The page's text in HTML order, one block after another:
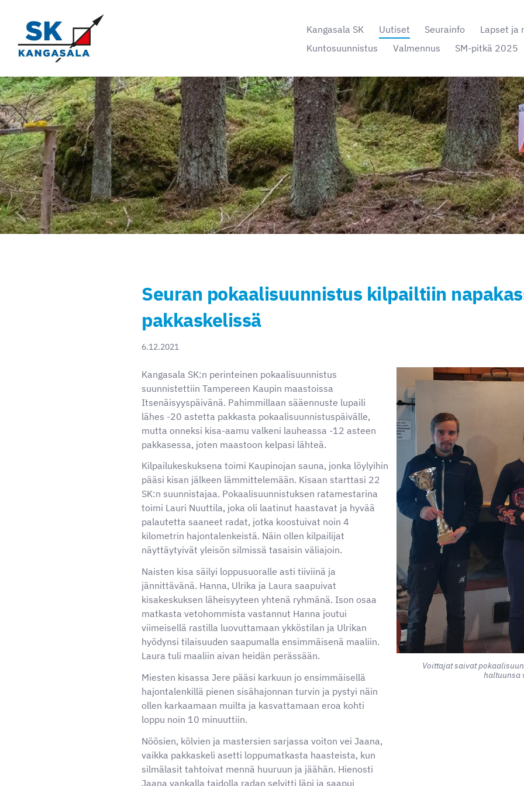
sivun
sisältöön
Kangasala SK
Kangasala SK Uutiset Seurainfo
Lapset ja
Kuntosuunnistus
Valmennus SM-pitkä 2025
Seuran pokaalisuunnistus kilpailtiin
pakkaskelissä
6.12.2021
Kangasala SK:n perinteinen pokaalisuunnistus
suunnistettiin Tampereen Kaupin maastoissa
Itsenäisyyspäivänä. Pahimmillaan sääennuste lupaili
lähes -20 astetta pakkasta pokaalisuunnistuspäivälle,
mutta onneksi kisa-aamu valkeni lauheassa -12 asteen
pakkasessa, joten maastoon kelpasi lähteä.
Kilpailukeskuksena toimi Kaupinojan sauna, jonka löylyihin
pääsi kisan jälkeen lämmittelemään. Kisaan starttasi 22
SK:n suunnistajaa. Pokaalisuunnistuksen ratamestarina
toimi Lauri Nuuttila, joka oli laatinut haastavat ja hyvää
palautetta saaneet radat, jotka koostuivat noin 4
kilometrin hajontalenkeistä. Näin ollen kilpailijat
näyttäytyivät yleisön silmissä tasaisin väliajoin.
Naisten kisa säilyi loppusuoralle asti tiiviinä ja
jännittävänä. Hanna, Ulrika ja Laura saapuivat
kisakeskuksen läheisyyteen yhtenä ryhmänä. Ison osaa
matkasta vetohommista vastannut Hanna joutui
viimeisellä rastilla luovuttamaan ykköstilan ja Ulrikan
hyödynsi tilaisuuden saapumalla ensimmäisenä maaliin.
Laura tuli maaliin aivan heidän perässään.
Miesten kisassa Jere pääsi karkuun jo ensimmäisellä
hajontalenkillä pienen sisähajonnan turvin ja pystyi näin
ollen karkaamaan muilta ja kasvattamaan eroa kohti
loppu noin 10 minuuttiin.
⁠⁠⁠⁠⁠⁠⁠Nöösien, kölvien ja mastersien sarjassa voiton vei Jaana,
vaikka pakkaskeli asetti loppumatkasta haasteista, kun
silmälasit tahtoivat mennä huuruun ja jäähän. Hienosti
Jaana vankalla taidolla radan selvitti läpi ja saapui
Voittajat saivat
haltuunsa